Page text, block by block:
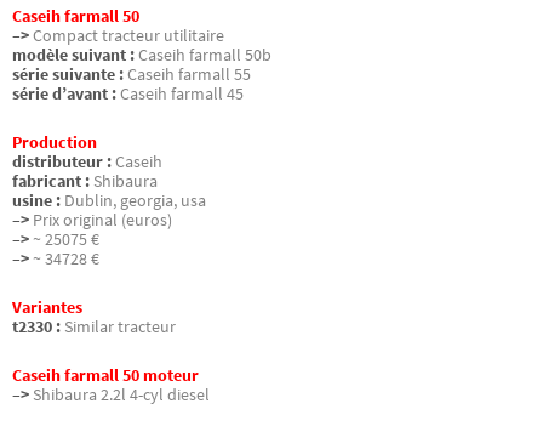
Caseih farmall 50
–>Compact tracteur utilitaire
modèle suivant :Caseih farmall 50b
série suivante :Caseih farmall 55
série d’avant :Caseih farmall 45
Production
distributeur :Caseih
fabricant : Shibaura
usine : Dublin, georgia, usa
–> Prix original (euros)
–> ~ 25075 €
–> ~ 34728 €
Variantes
t2330 : Similar tracteur
Caseih farmall 50 moteur
–> Shibaura 2.2l 4-cyl diesel